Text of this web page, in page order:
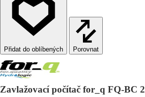
Porovnat
Zavlažovací počítač for_q FQ-BC 2